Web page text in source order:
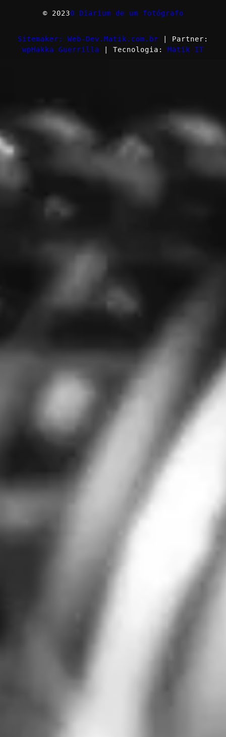
© 2023O Diarium de um fotógrafo
Sitemaker: Web-Dev.Matik.com.br | Partner:
wpHakka Guerrilla | Tecnologia: Matik IT